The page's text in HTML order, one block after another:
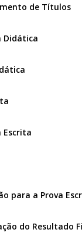
de Títulos
Didática
Escrita
para a Prova
do Resultado